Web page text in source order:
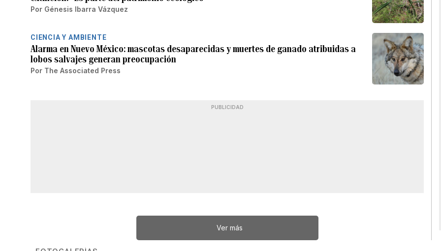
Por Génesis Ibarra Vázquez
CIENCIA Y AMBIENTE
Alarma en Nuevo México: mascotas desaparecidas y muertes de ganado atribuidas a
lobos salvajes generan preocupación
Por The Associated Press
PUBLICIDAD
Ver más